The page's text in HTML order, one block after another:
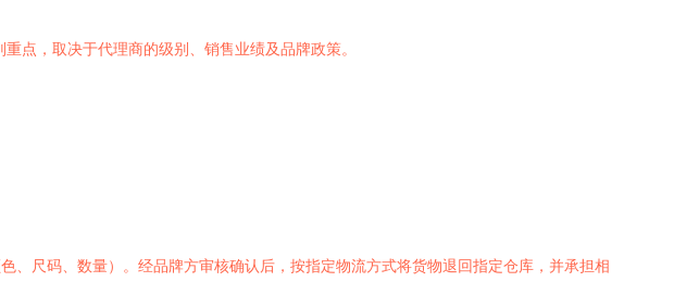
点，取决于代理商的级别、销售业绩及品牌政策。
、尺码、数量）。经品牌方审核确认后，按指定物流方式将货物退回指定仓库，并承担相